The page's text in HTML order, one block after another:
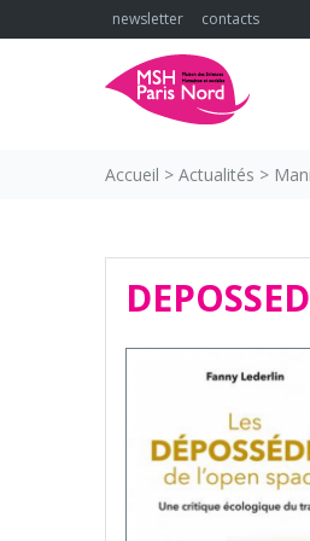
to
newsletter contacts
Accueil > Actualités >